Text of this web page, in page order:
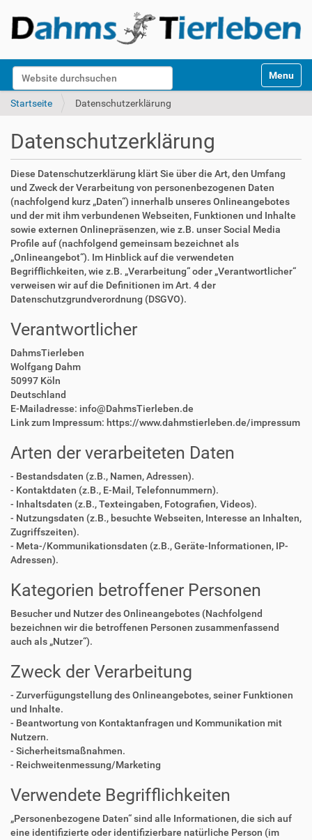
Website durchsuchen
k
Toggle
Startseite Datenschutzerklärung
Datenschutzerklärung
Diese Datenschutzerklärung klärt Sie über die Art, den Umfang
und Zweck der Verarbeitung von personenbezogenen Daten
(nachfolgend kurz „Daten“) innerhalb unseres Onlineangebotes
und der mit ihm verbundenen Webseiten, Funktionen und Inhalte
sowie externen Onlinepräsenzen, wie z.B. unser Social Media
Profile auf (nachfolgend gemeinsam bezeichnet als
„Onlineangebot“). Im Hinblick auf die verwendeten
Begrifflichkeiten, wie z.B. „Verarbeitung“ oder „Verantwortlicher“
verweisen wir auf die Definitionen im Art. 4 der
Datenschutzgrundverordnung (DSGVO).
Verantwortlicher
DahmsTierleben
Wolfgang Dahm
50997 Köln
Deutschland
E-Mailadresse: info@DahmsTierleben.de
Link zum Impressum: https://www.dahmstierleben.de/impressum
Arten der verarbeiteten Daten
- Bestandsdaten (z.B., Namen, Adressen).
- Kontaktdaten (z.B., E-Mail, Telefonnummern).
- Inhaltsdaten (z.B., Texteingaben, Fotografien, Videos).
- Nutzungsdaten (z.B., besuchte Webseiten, Interesse an Inhalten,
Zugriffszeiten).
- Meta-/Kommunikationsdaten (z.B., Geräte-Informationen, IP-
Adressen).
Kategorien betroffener Personen
Besucher und Nutzer des Onlineangebotes (Nachfolgend
bezeichnen wir die betroffenen Personen zusammenfassend
auch als „Nutzer“).
Zweck der Verarbeitung
- Zurverfügungstellung des Onlineangebotes, seiner Funktionen
und Inhalte.
- Beantwortung von Kontaktanfragen und Kommunikation mit
Nutzern.
- Sicherheitsmaßnahmen.
- Reichweitenmessung/Marketing
Verwendete Begrifflichkeiten
„Personenbezogene Daten“ sind alle Informationen, die sich auf
eine identifizierte oder identifizierbare natürliche Person (im